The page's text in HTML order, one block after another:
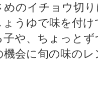
のイチョウ切
うゆで味を付
子や、ちょっと
機会に旬の味の